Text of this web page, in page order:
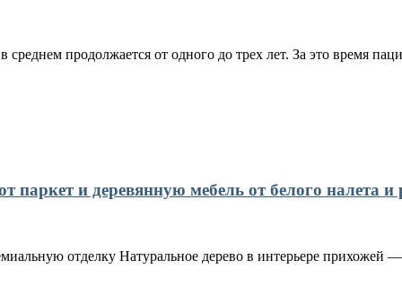
продолжается от одного до трех лет. За это время
и деревянную мебель от белого налета и
отделку Натуральное дерево в интерьере прихожей